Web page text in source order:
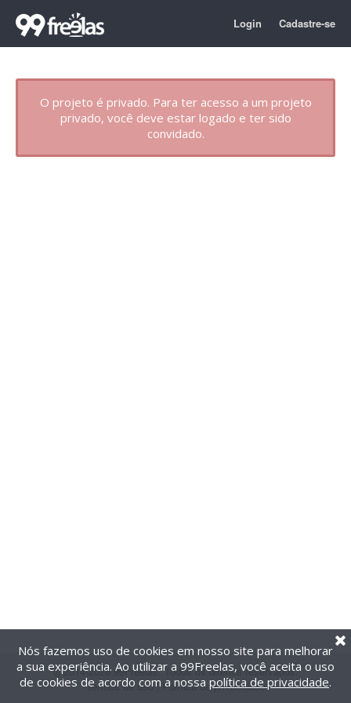
Login Cadastre-se
O projeto é privado. Para ter acesso a um projeto
privado, você deve estar logado e ter sido
convidado.
@2014-2026 99Freelas. Todos os direitos reservados.
Termos de uso| Política de privacidade
Nós fazemos uso de cookies em nosso site para melhorar
a sua experiência. Ao utilizar a 99Freelas, você aceita o uso
de cookies de acordo com a nossa política de privacidade.